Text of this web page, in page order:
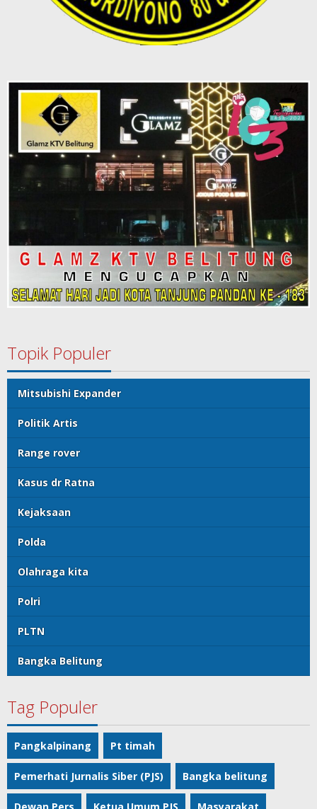
Topik Populer
Mitsubishi Expander
Politik Artis
Range rover
Kasus dr Ratna
Kejaksaan
Polda
Olahraga kita
Polri
PLTN
Bangka Belitung
Tag Populer
Pangkalpinang Pt timah
Pemerhati Jurnalis Siber (PJS) Bangka belitung